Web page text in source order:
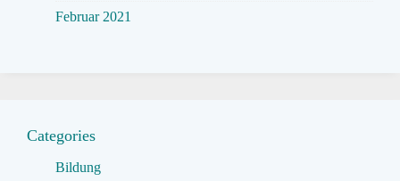
Februar 2021
Categories
Bildung